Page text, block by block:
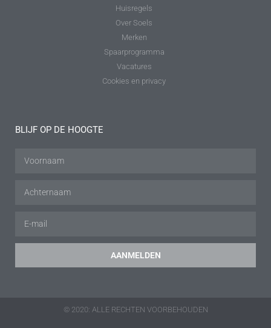
Huisregels
Over Soels
Merken
Spaarprogramma
Vacatures
Cookies en privacy
BLIJF OP DE HOOGTE
AANMELDEN
© 2020: ALLE RECHTEN VOORBEHOUDEN